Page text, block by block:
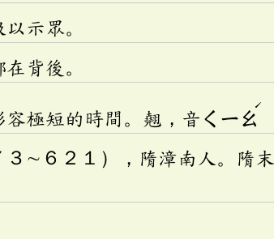
示眾。
背後。
極短的時間。翹，音 ㄑㄧㄠ
ˊ
∼６２１），隋漳南人。隋